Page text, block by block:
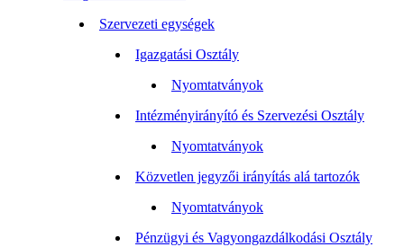
Szervezeti egységek
Igazgatási Osztály
Nyomtatványok
Intézményirányító és Szervezési Osztály
Nyomtatványok
Közvetlen jegyzői irányítás alá tartozók
Nyomtatványok
Pénzügyi és Vagyongazdálkodási Osztály